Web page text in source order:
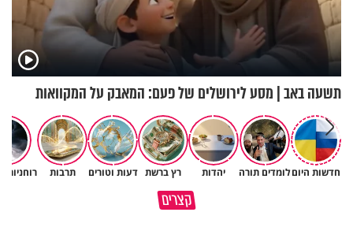
תשעה באב | מסע לירושלים של פעם: המאבק על המקוואות
חדשות היוםלומדים תורה יהדות רץ ברשת דעות וטורים תרבות רוחניות
קצרים
באיזה אופן ומתי מותר לכבות אש